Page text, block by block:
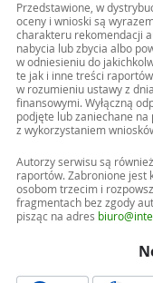
Przedstawione, w
oceny i wnioski są
charakteru rekomendacji
nabycia lub zbycia albo
w odniesieniu do
te jak i inne treści
w rozumieniu ustawy z
finansowymi. Wyłączną
podjęte lub zaniechane
z wykorzystaniem
Autorzy serwisu są
raportów. Zabronione jest
osobom trzecim i
fragmentach bez zgody
pisząc na adres